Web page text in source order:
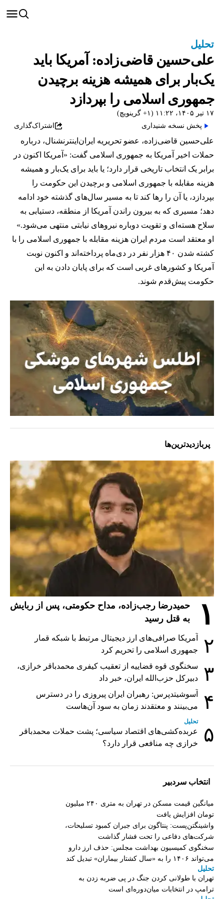
تحلیل
علی‌حسین قاضی‌زاده: آمریکا باید
یک‌بار برای همیشه هزینه برچیدن
جمهوری اسلامی را بپردازد
۱۷ تیر ۱۴۰۵، ۱۱:۲۲ (‎+۱ گرینویچ)
پخش نسخه شنیداری
اشتراک‌گذاری
علی‌حسین قاضی‌زاده، عضو تحریریه ایران‌اینترنشنال، درباره
حملات اخیر آمریکا به جمهوری اسلامی گفت: «آمریکا اکنون در
برابر یک انتخاب تاریخی قرار دارد؛ یا باید برای یک‌بار و همیشه
هزینه مقابله با جمهوری اسلامی و برچیدن این حکومت را
بپردازد، یا آن را رها کند تا به مسیر سال‌های گذشته خود ادامه
دهد؛ مسیری که به بیرون راندن آمریکا از منطقه، دستیابی به
سلاح هسته‌ای و تقویت دوباره نیروهای نیابتی منتهی می‌شود.»
او معتقد است مردم ایران هزینه مقابله با جمهوری اسلامی را با
کشته شدن ۴۰ هزار نفر در دی‌ماه پرداخته‌اند و اکنون نوبت
آمریکا و کشورهای غربی است که برای پایان دادن به این
حکومت پیش‌قدم شوند.
پربازدیدترین‌ها
۱
حمیدرضا رجب‌زاده، مداح حکومتی، پس از ربایش
به قتل رسید
۲
آمریکا صرافی‌های ارز دیجیتال مرتبط با شبکه قمار
جمهوری اسلامی را تحریم کرد
۳
سخنگوی قوه قضاییه از تعقیب کیفری محمدباقر خرازی،
دبیر‌کل حزب‌الله ایران، خبر داد
۴
آسوشیتدپرس: رهبران ایران پیروزی را در دسترس
می‌بینند و معتقدند زمان به سود آن‌هاست
۵
تحلیل
عربده‌کشی‌های اقتصاد سیاسی؛ پشت حملات محمدباقر
خرازی چه منافعی قرار دارد؟
انتخاب سردبیر
میانگین قیمت مسکن در تهران به متری ۲۴۰ میلیون
تومان افزایش یافت
واشینگتن‌پست: پنتاگون برای جبران کمبود تسلیحات،
شرکت‌های دفاعی را تحت فشار گذاشت
سخنگوی کمیسیون بهداشت مجلس: حذف ارز دارو
می‌تواند ۱۴۰۶ را به «سال کشتار بیماران» تبدیل کند
تحلیل
تهران با طولانی کردن جنگ در پی ضربه زدن به
ترامپ در انتخابات میان‌دوره‌ای است